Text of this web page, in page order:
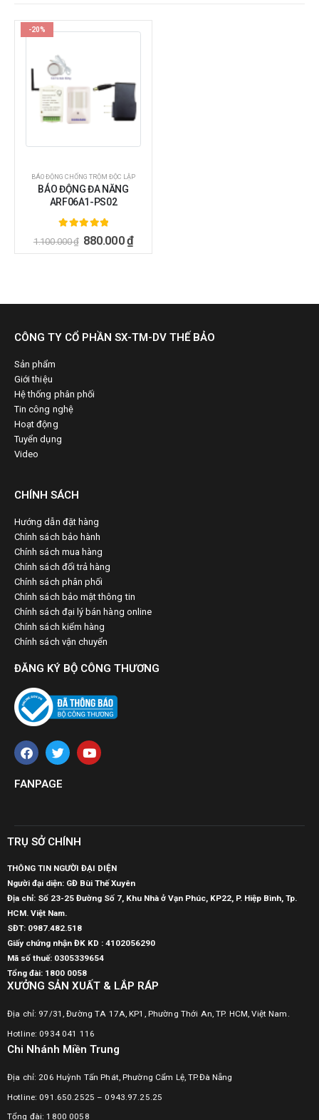
-20%
BÁO ĐỘNG CHỐNG TRỘM ĐỘC LẬP
BÁO ĐỘNG ĐA NĂNG
ARF06A1-PS02
ngoài 5
1.100.000₫ 880.000₫
CÔNG TY CỔ PHẦN SX-TM-DV THẾ BẢO
Sản phẩm
Giới thiệu
Hệ thống phân phối
Tin công nghệ
Hoạt động
Tuyển dụng
Video
CHÍNH SÁCH
Hướng dẫn đặt hàng
Chính sách bảo hành
Chính sách mua hàng
Chính sách đổi trả hàng
Chính sách phân phối
Chính sách bảo mật thông tin
Chính sách đại lý bán hàng online
Chính sách kiểm hàng
Chính sách vận chuyển
ĐĂNG KÝ BỘ CÔNG THƯƠNG
FANPAGE
TRỤ SỞ CHÍNH
THÔNG TIN NGƯỜI ĐẠI DIỆN
Người đại diện: GĐ Bùi Thế Xuyên
Địa chỉ: Số 23-25 Đường Số 7, Khu Nhà ở Vạn Phúc, KP22, P. Hiệp Bình, Tp.
HCM. Việt Nam.
SĐT: 0987.482.518
Giấy chứng nhận ĐK KD : 4102056290
Mã số thuế: 0305339654
Tổng đài: 1800 0058
XƯỞNG SẢN XUẤT & LẮP RÁP
Địa chỉ: 97/31, Đường TA 17A, KP1, Phường Thới An, TP. HCM, Việt Nam.
Hotline: 0934 041 116
Chi Nhánh Miền Trung
Địa chỉ: 206 Huỳnh Tấn Phát, Phường Cẩm Lệ, TP.Đà Nẵng
Hotline: 091.650.2525 – 0943.97.25.25
Tổng đài: 1800 0058